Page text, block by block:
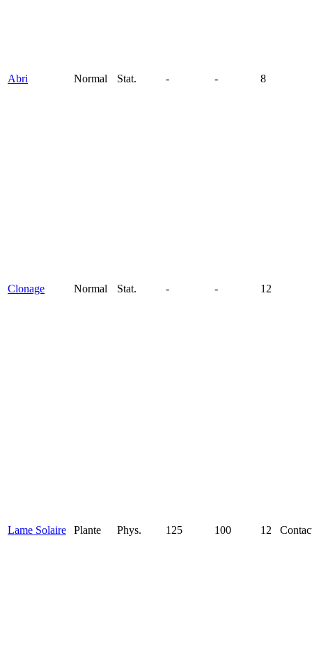
Abri Normal Stat. - - 8
Clonage Normal Stat. - - 12
Lame Solaire Plante Phys. 125 100 12